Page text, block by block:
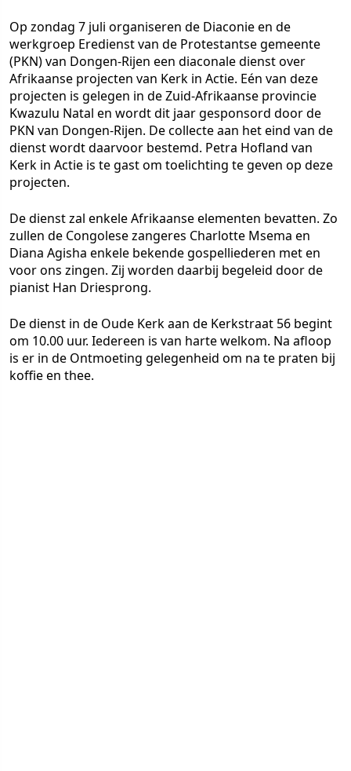
Op zondag 7 juli organiseren de Diaconie en de
werkgroep Eredienst van de Protestantse gemeente
(PKN) van Dongen-Rijen een diaconale dienst over
Afrikaanse projecten van Kerk in Actie. Eén van deze
projecten is gelegen in de Zuid-Afrikaanse provincie
Kwazulu Natal en wordt dit jaar gesponsord door de
PKN van Dongen-Rijen. De collecte aan het eind van de
dienst wordt daarvoor bestemd. Petra Hofland van
Kerk in Actie is te gast om toelichting te geven op deze
projecten.
De dienst zal enkele Afrikaanse elementen bevatten. Zo
zullen de Congolese zangeres Charlotte Msema en
Diana Agisha enkele bekende gospelliederen met en
voor ons zingen. Zij worden daarbij begeleid door de
pianist Han Driesprong.
De dienst in de Oude Kerk aan de Kerkstraat 56 begint
om 10.00 uur. Iedereen is van harte welkom. Na afloop
is er in de Ontmoeting gelegenheid om na te praten bij
koffie en thee.